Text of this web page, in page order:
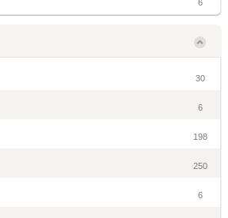
6
30
6
198
250
6